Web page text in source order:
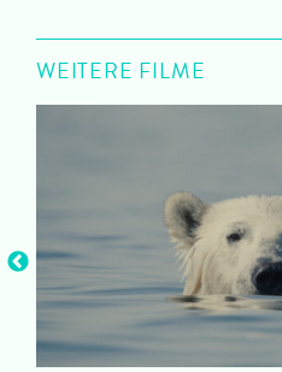
WEITERE FILME